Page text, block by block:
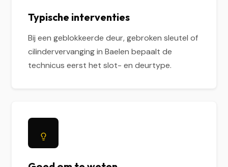
Typische interventies
Bij een geblokkeerde deur, gebroken sleutel of
cilindervervanging in Baelen bepaalt de
technicus eerst het slot- en deurtype.